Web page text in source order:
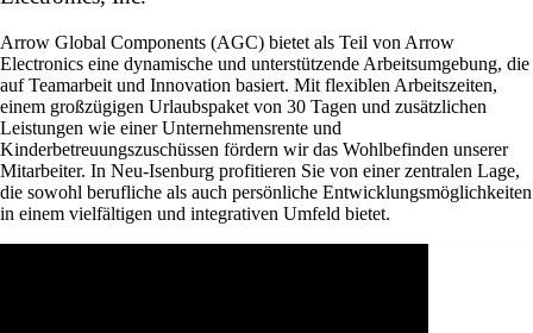
Arrow Global Components (AGC) bietet als Teil von Arrow
Electronics eine dynamische und unterstützende Arbeitsumgebung, die
auf Teamarbeit und Innovation basiert. Mit flexiblen Arbeitszeiten,
einem großzügigen Urlaubspaket von 30 Tagen und zusätzlichen
Leistungen wie einer Unternehmensrente und
Kinderbetreuungszuschüssen fördern wir das Wohlbefinden unserer
Mitarbeiter. In Neu-Isenburg profitieren Sie von einer zentralen Lage,
die sowohl berufliche als auch persönliche Entwicklungsmöglichkeiten
in einem vielfältigen und integrativen Umfeld bietet.